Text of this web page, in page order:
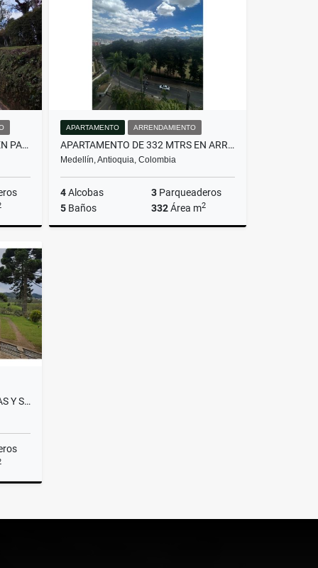
$1.150.000.000
HERMOSA CASA EN ALQUILER EN PARCELACIÓN CAMPESTRE EN EL RETIRO
APARTAMENTO ARRENDAMIENTO
APARTAMENTO DE 332 MTRS EN ARRIENDO EN EL POBLADO, MEDELLÍN
Medellín, Antioquia, Colombia
4Alcobas 3 Parqueaderos
5 Baños 332Área m2
CASA CERCA AL ALTO DE PALMAS Y SANTA ELENA